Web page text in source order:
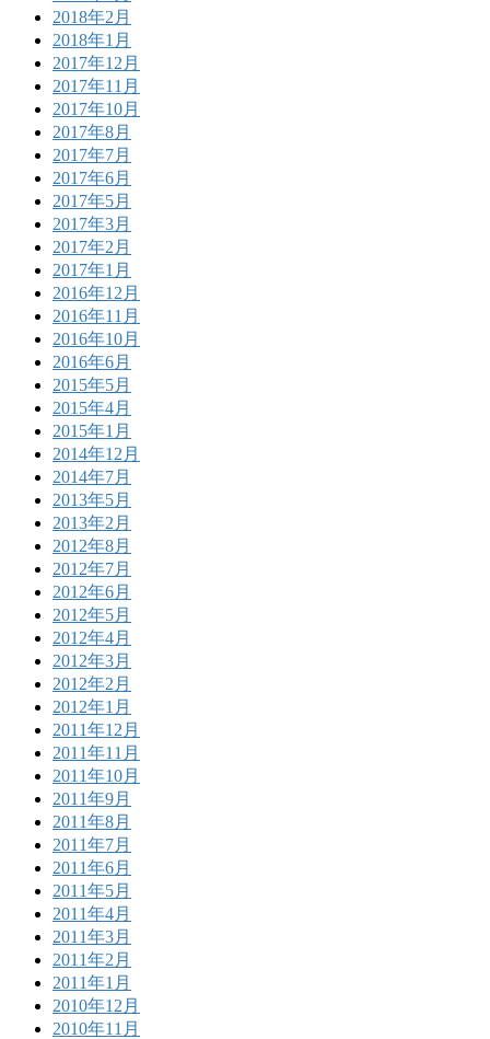
2018年2月
2018年1月
2017年12月
2017年11月
2017年10月
2017年8月
2017年7月
2017年6月
2017年5月
2017年3月
2017年2月
2017年1月
2016年12月
2016年11月
2016年10月
2016年6月
2015年5月
2015年4月
2015年1月
2014年12月
2014年7月
2013年5月
2013年2月
2012年8月
2012年7月
2012年6月
2012年5月
2012年4月
2012年3月
2012年2月
2012年1月
2011年12月
2011年11月
2011年10月
2011年9月
2011年8月
2011年7月
2011年6月
2011年5月
2011年4月
2011年3月
2011年2月
2011年1月
2010年12月
2010年11月